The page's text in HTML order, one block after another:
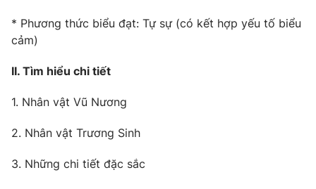
Cơ quan chủ quản:
Cơ quan báo chí: Thời báo VTV
cấp ngày 29/12/2023
Phó Tổng Biên tập:
Nguyễn Thị Mỹ Hạnh, Phạm Quốc Thắng,
Nguyễn Trọng Ninh
* Phương thức biểu đạt: Tự sự (có kết hợp yếu tố biểu
cảm)
II. Tìm hiểu chi tiết
1. Nhân vật Vũ Nương
2. Nhân vật Trương Sinh
3. Những chi tiết đặc sắc